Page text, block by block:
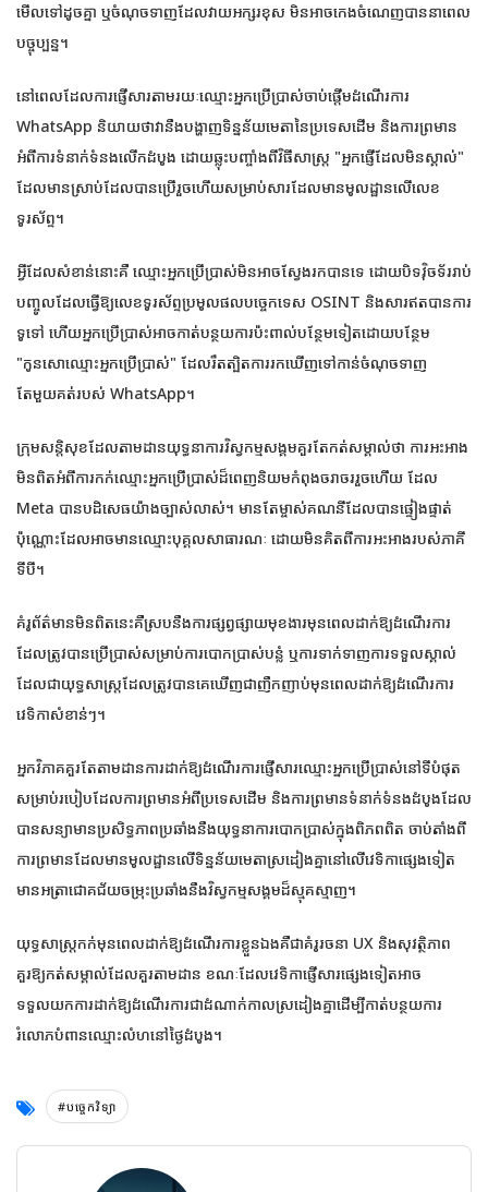
មើលទៅដូចគ្នា ឬចំណុចទាញដែលវាយអក្សរខុស មិនអាចកេងចំណេញបាននាពេល
បច្ចុប្បន្ន។
នៅពេលដែលការផ្ញើសារតាមរយៈឈ្មោះអ្នកប្រើប្រាស់ចាប់ផ្តើមដំណើរការ
WhatsApp និយាយថាវានឹងបង្ហាញទិន្នន័យមេតានៃប្រទេសដើម និងការព្រមាន
អំពីការទំនាក់ទំនងលើកដំបូង ដោយឆ្លុះបញ្ចាំងពីវិធីសាស្ត្រ "អ្នកផ្ញើដែលមិនស្គាល់"
ដែលមានស្រាប់ដែលបានប្រើរួចហើយសម្រាប់សារដែលមានមូលដ្ឋានលើលេខ
ទូរស័ព្ទ។
អ្វីដែលសំខាន់នោះគឺ ឈ្មោះអ្នកប្រើប្រាស់មិនអាចស្វែងរកបានទេ ដោយបិទវ៉ិចទ័ររាប់
បញ្ចូលដែលធ្វើឱ្យលេខទូរស័ព្ទប្រមូលផលបច្ចេកទេស OSINT និងសារឥតបានការ
ទូទៅ ហើយអ្នកប្រើប្រាស់អាចកាត់បន្ថយការប៉ះពាល់បន្ថែមទៀតដោយបន្ថែម
"កូនសោឈ្មោះអ្នកប្រើប្រាស់" ដែលរឹតត្បិតការរកឃើញទៅកាន់ចំណុចទាញ
តែមួយគត់របស់ WhatsApp។
ក្រុមសន្តិសុខដែលតាមដានយុទ្ធនាការវិស្វកម្មសង្គមគួរតែកត់សម្គាល់ថា ការអះអាង
មិនពិតអំពីការកក់ឈ្មោះអ្នកប្រើប្រាស់ដ៏ពេញនិយមកំពុងចរាចររួចហើយ ដែល
Meta បានបដិសេធយ៉ាងច្បាស់លាស់។ មានតែម្ចាស់គណនីដែលបានផ្ទៀងផ្ទាត់
ប៉ុណ្ណោះដែលអាចមានឈ្មោះបុគ្គលសាធារណៈ ដោយមិនគិតពីការអះអាងរបស់ភាគី
ទីបី។
គំរូព័ត៌មានមិនពិតនេះគឺស្របនឹងការផ្សព្វផ្សាយមុខងារមុនពេលដាក់ឱ្យដំណើរការ
ដែលត្រូវបានប្រើប្រាស់សម្រាប់ការបោកប្រាស់បន្លំ ឬការទាក់ទាញការទទួលស្គាល់
ដែលជាយុទ្ធសាស្ត្រដែលត្រូវបានគេឃើញជាញឹកញាប់មុនពេលដាក់ឱ្យដំណើរការ
វេទិកាសំខាន់ៗ។
អ្នកវិភាគគួរតែតាមដានការដាក់ឱ្យដំណើរការផ្ញើសារឈ្មោះអ្នកប្រើប្រាស់នៅទីបំផុត
សម្រាប់របៀបដែលការព្រមានអំពីប្រទេសដើម និងការព្រមានទំនាក់ទំនងដំបូងដែល
បានសន្យាមានប្រសិទ្ធភាពប្រឆាំងនឹងយុទ្ធនាការបោកប្រាស់ក្នុងពិភពពិត ចាប់តាំងពី
ការព្រមានដែលមានមូលដ្ឋានលើទិន្នន័យមេតាស្រដៀងគ្នានៅលើវេទិកាផ្សេងទៀត
មានអត្រាជោគជ័យចម្រុះប្រឆាំងនឹងវិស្វកម្មសង្គមដ៏ស្មុគស្មាញ។
យុទ្ធសាស្ត្រកក់មុនពេលដាក់ឱ្យដំណើរការខ្លួនឯងគឺជាគំរូរចនា UX និងសុវត្ថិភាព
គួរឱ្យកត់សម្គាល់ដែលគួរតាមដាន ខណៈដែលវេទិកាផ្ញើសារផ្សេងទៀតអាច
ទទួលយកការដាក់ឱ្យដំណើរការជាដំណាក់កាលស្រដៀងគ្នាដើម្បីកាត់បន្ថយការ
រំលោភបំពានឈ្មោះលំហនៅថ្ងៃដំបូង។
#បច្ចេកវិទ្យា